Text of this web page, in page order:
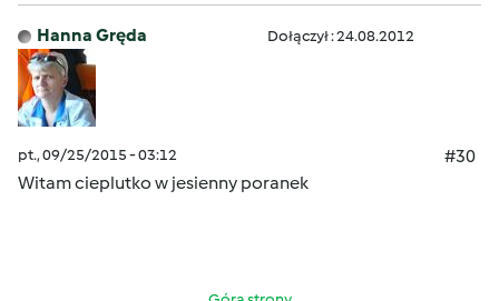
Hanna Gręda Dołączył : 24.08.2012
pt., 09/25/2015 - 03:12
#30
Witam cieplutko w jesienny poranek